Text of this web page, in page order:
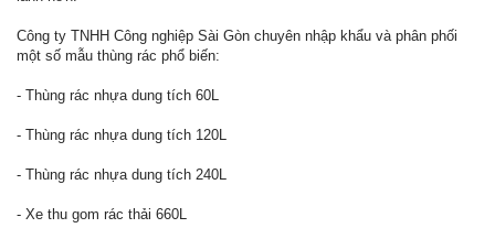
Công ty TNHH Công nghiệp Sài Gòn chuyên nhập khẩu và phân phối
một số mẫu thùng rác phổ biến:
- Thùng rác nhựa dung tích 60L
- Thùng rác nhựa dung tích 120L
- Thùng rác nhựa dung tích 240L
- Xe thu gom rác thải 660L